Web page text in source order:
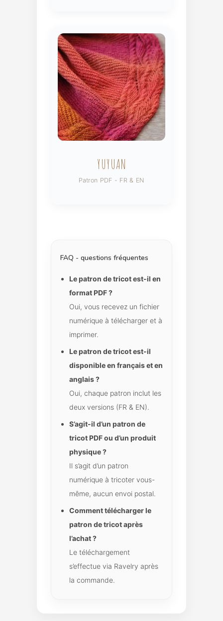
YUYUAN
Patron PDF - FR & EN
FAQ - questions fréquentes
Le patron de tricot est-il en
format PDF ?
Oui, vous recevez un fichier
numérique à télécharger et à
imprimer.
Le patron de tricot est-il
disponible en français et en
anglais ?
Oui, chaque patron inclut les
deux versions (FR & EN).
S’agit-il d’un patron de
tricot PDF ou d’un produit
physique ?
Il s’agit d’un patron
numérique à tricoter vous-
même, aucun envoi postal.
Comment télécharger le
patron de tricot après
l’achat ?
Le téléchargement
s’effectue via Ravelry après
la commande.